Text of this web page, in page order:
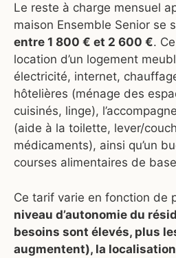
Le reste à charge mensuel
maison Ensemble Senior se
entre 1 800 € et 2 600 €.
location d’un logement
électricité, internet,
hôtelières (ménage des
cuisinés, linge),
(aide à la toilette, lever/
médicaments), ainsi qu’un
courses alimentaires de
Ce tarif varie en fonction de
niveau d’autonomie du
besoins sont élevés, plus
augmentent), la